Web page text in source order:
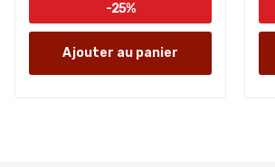
-25%
Ajouter au panier